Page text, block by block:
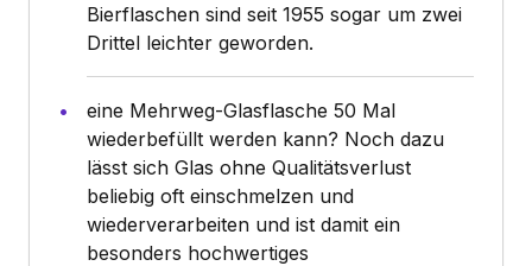
Bierflaschen sind seit 1955 sogar um zwei
Drittel leichter geworden.
eine Mehrweg-Glasflasche 50 Mal
wiederbefüllt werden kann? Noch dazu
lässt sich Glas ohne Qualitätsverlust
beliebig oft einschmelzen und
wiederverarbeiten und ist damit ein
besonders hochwertiges